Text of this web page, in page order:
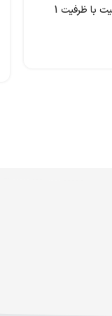
هارد اینترنال سیگیت با ظرفیت 1